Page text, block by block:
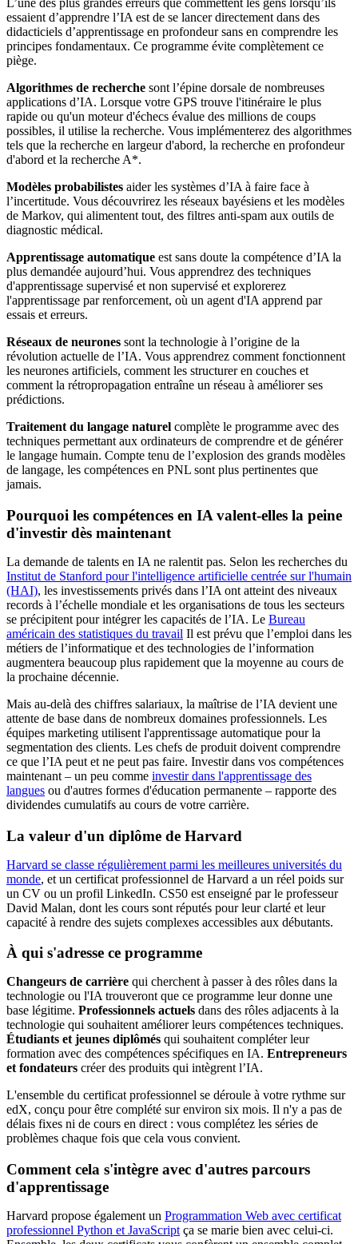
L’une des plus grandes erreurs que commettent les gens lorsqu’ils
essaient d’apprendre l’IA est de se lancer directement dans des
didacticiels d’apprentissage en profondeur sans en comprendre les
principes fondamentaux. Ce programme évite complètement ce
piège.
Algorithmes de recherche sont l’épine dorsale de nombreuses
applications d’IA. Lorsque votre GPS trouve l'itinéraire le plus
rapide ou qu'un moteur d'échecs évalue des millions de coups
possibles, il utilise la recherche. Vous implémenterez des algorithmes
tels que la recherche en largeur d'abord, la recherche en profondeur
d'abord et la recherche A*.
Modèles probabilistes aider les systèmes d’IA à faire face à
l’incertitude. Vous découvrirez les réseaux bayésiens et les modèles
de Markov, qui alimentent tout, des filtres anti-spam aux outils de
diagnostic médical.
Apprentissage automatique est sans doute la compétence d’IA la
plus demandée aujourd’hui. Vous apprendrez des techniques
d'apprentissage supervisé et non supervisé et explorerez
l'apprentissage par renforcement, où un agent d'IA apprend par
essais et erreurs.
Réseaux de neurones sont la technologie à l’origine de la
révolution actuelle de l’IA. Vous apprendrez comment fonctionnent
les neurones artificiels, comment les structurer en couches et
comment la rétropropagation entraîne un réseau à améliorer ses
prédictions.
Traitement du langage naturel complète le programme avec des
techniques permettant aux ordinateurs de comprendre et de générer
le langage humain. Compte tenu de l’explosion des grands modèles
de langage, les compétences en PNL sont plus pertinentes que
jamais.
Pourquoi les compétences en IA valent-elles la peine
d'investir dès maintenant
La demande de talents en IA ne ralentit pas. Selon les recherches du
Institut de Stanford pour l'intelligence artificielle centrée sur l'humain
(HAI), les investissements privés dans l’IA ont atteint des niveaux
records à l’échelle mondiale et les organisations de tous les secteurs
se précipitent pour intégrer les capacités de l’IA. Le Bureau
américain des statistiques du travail Il est prévu que l’emploi dans les
métiers de l’informatique et des technologies de l’information
augmentera beaucoup plus rapidement que la moyenne au cours de
la prochaine décennie.
Mais au-delà des chiffres salariaux, la maîtrise de l’IA devient une
attente de base dans de nombreux domaines professionnels. Les
équipes marketing utilisent l'apprentissage automatique pour la
segmentation des clients. Les chefs de produit doivent comprendre
ce que l’IA peut et ne peut pas faire. Investir dans vos compétences
maintenant – un peu comme investir dans l'apprentissage des
langues ou d'autres formes d'éducation permanente – rapporte des
dividendes cumulatifs au cours de votre carrière.
La valeur d'un diplôme de Harvard
Harvard se classe régulièrement parmi les meilleures universités du
monde, et un certificat professionnel de Harvard a un réel poids sur
un CV ou un profil LinkedIn. CS50 est enseigné par le professeur
David Malan, dont les cours sont réputés pour leur clarté et leur
capacité à rendre des sujets complexes accessibles aux débutants.
À qui s'adresse ce programme
Changeurs de carrière qui cherchent à passer à des rôles dans la
technologie ou l'IA trouveront que ce programme leur donne une
base légitime. Professionnels actuels dans des rôles adjacents à la
technologie qui souhaitent améliorer leurs compétences techniques.
Étudiants et jeunes diplômés qui souhaitent compléter leur
formation avec des compétences spécifiques en IA. Entrepreneurs
et fondateurs créer des produits qui intègrent l’IA.
L'ensemble du certificat professionnel se déroule à votre rythme sur
edX, conçu pour être complété sur environ six mois. Il n'y a pas de
délais fixes ni de cours en direct : vous complétez les séries de
problèmes chaque fois que cela vous convient.
Comment cela s'intègre avec d'autres parcours
d'apprentissage
Harvard propose également un Programmation Web avec certificat
professionnel Python et JavaScript ça se marie bien avec celui-ci.